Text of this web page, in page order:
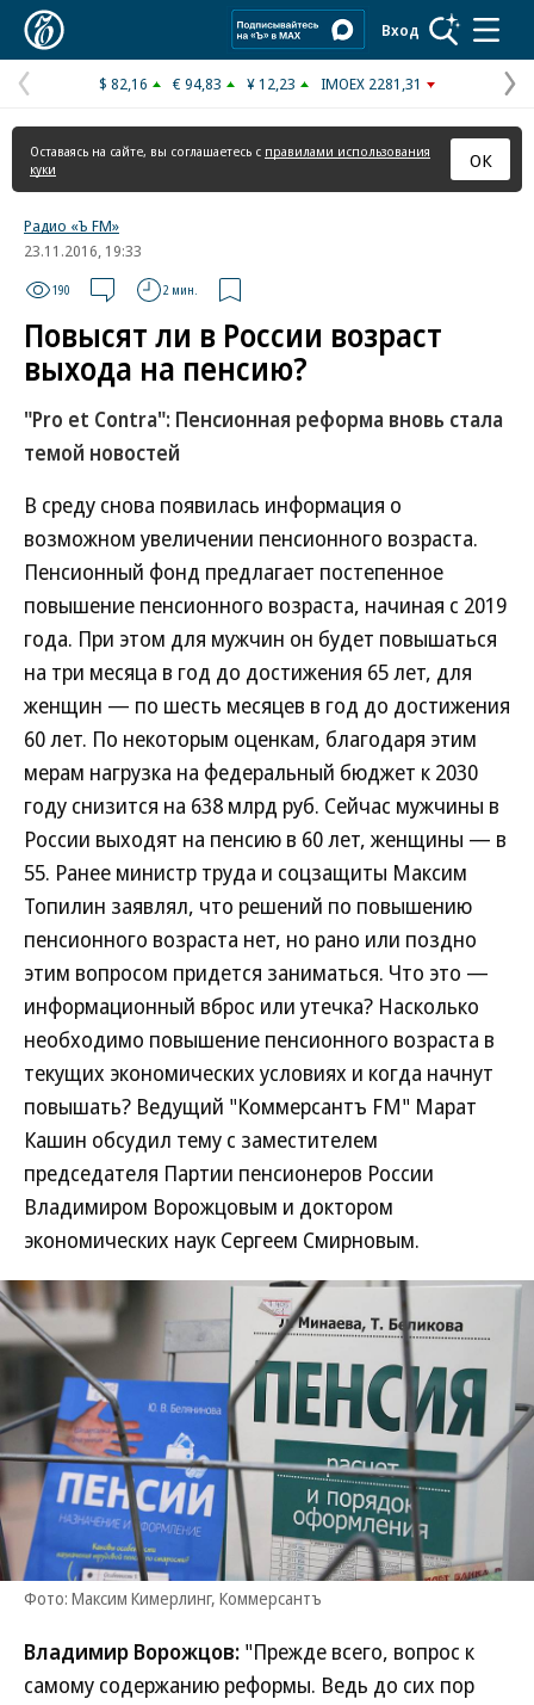
Вход
Предыдущая
страница
$ 82,16 € 94,83 ¥ 12,23 IMOEX 2281,31
Оставаясь на сайте, вы соглашаетесь с правилами использования
куки
ОК
Радио «Ъ FM»
23.11.2016, 19:33
190 2 мин.
Повысят ли в России возраст
выхода на пенсию?
"Pro et Contra": Пенсионная реформа вновь стала
темой новостей
В среду снова появилась информация о
возможном увеличении пенсионного возраста.
Пенсионный фонд предлагает постепенное
повышение пенсионного возраста, начиная с 2019
года. При этом для мужчин он будет повышаться
на три месяца в год до достижения 65 лет, для
женщин — по шесть месяцев в год до достижения
60 лет. По некоторым оценкам, благодаря этим
мерам нагрузка на федеральный бюджет к 2030
году снизится на 638 млрд руб. Сейчас мужчины в
России выходят на пенсию в 60 лет, женщины — в
55. Ранее министр труда и соцзащиты Максим
Топилин заявлял, что решений по повышению
пенсионного возраста нет, но рано или поздно
этим вопросом придется заниматься. Что это —
информационный вброс или утечка? Насколько
необходимо повышение пенсионного возраста в
текущих экономических условиях и когда начнут
повышать? Ведущий "Коммерсантъ FM" Марат
Кашин обсудил тему с заместителем
председателя Партии пенсионеров России
Владимиром Ворожцовым и доктором
экономических наук Сергеем Смирновым.
Фото: Максим Кимерлинг, Коммерсантъ
Владимир Ворожцов: "Прежде всего, вопрос к
самому содержанию реформы. Ведь до сих пор